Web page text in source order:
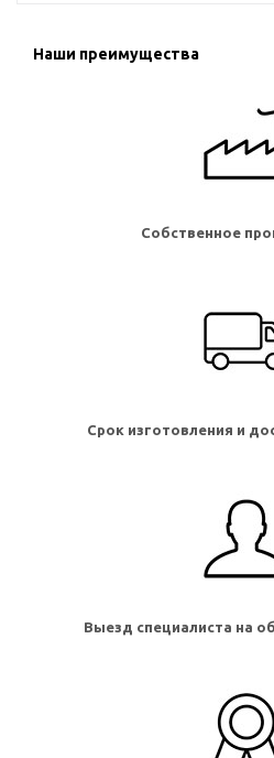
Наши преимущества
Собственное
Срок изготовления и
Выезд специалиста на